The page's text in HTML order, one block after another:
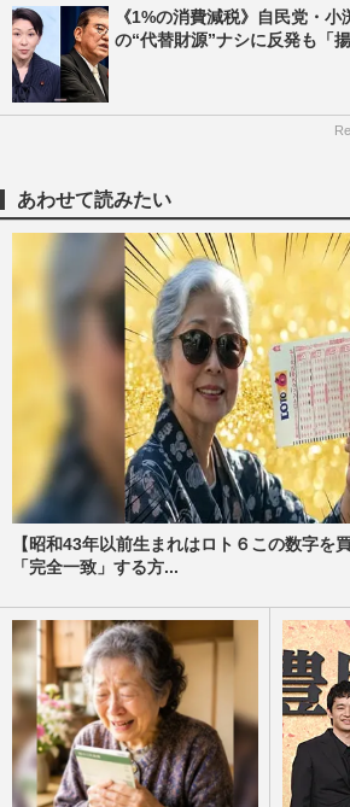
《1%の消費減税》自民党・
の“代替財源”ナシに反発も「
あわせて読みたい
【昭和43年以前生まれはロト６この数字を
「完全一致」する方...